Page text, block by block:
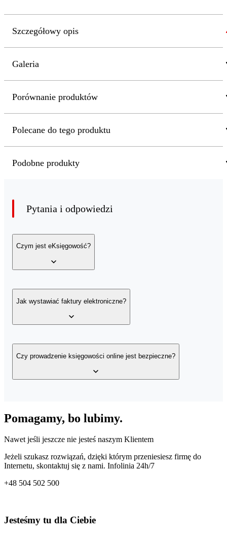
Szczegółowy opis
Galeria
Porównanie produktów
Polecane do tego produktu
Podobne produkty
Pytania i odpowiedzi
Czym jest eKsięgowość?
eKsięgowość to usługa fakturowania online pozwalająca w łatwy i
szybki sposób wystawiać faktury elektroniczne. Aplikacja pozwala
faktury zaliczkowe, faktury marża oraz korekty faktur.
Jak wystawiać faktury elektroniczne?
Potrzebujesz jedynie przeglądarki z dostępem do Internetu,
ponieważ aplikacja eKsięgowość działa w chmurze. Masz dostęp
Twoim magazynie z dowolnego miejsca o dowolnej porze.
Czy prowadzenie księgowości online jest bezpieczne?
automatycznie uzupełni informacje na fakturze. Usługa
zabezpieczone.
Pomagamy, bo lubimy.
Nawet jeśli jeszcze nie jesteś naszym Klientem
Jeżeli szukasz rozwiązań, dzięki którym przeniesiesz firmę do
Internetu, skontaktuj się z nami. Infolinia 24h/7
+48 504 502 500
Jesteśmy tu dla Ciebie